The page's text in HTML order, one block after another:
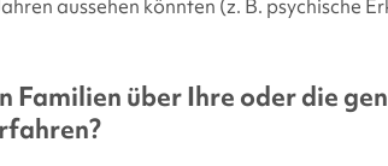
aussehen könnten (z. B. psychische
Familien über Ihre oder die